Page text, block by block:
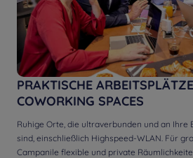
PRAKTISCHE
COWORKING SPACES
Ruhige Orte, die ultraverbunden und an Ihre
sind, einschließlich Highspeed-WLAN. Für
Campanile flexible und private